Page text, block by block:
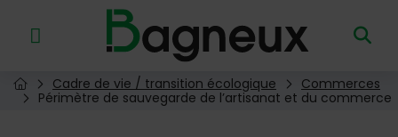
Menu de raccourcis
Retour à l'accueil
Page d'accueil du site
Cadre de vie / transition écologique
Commerces
Périmètre de sauvegarde de l’artisanat et du commerce